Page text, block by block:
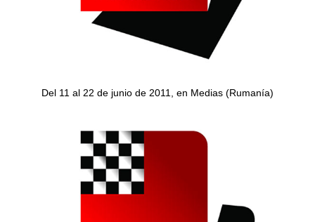
Del 11 al 22 de junio de 2011, en Medias (Rumanía)